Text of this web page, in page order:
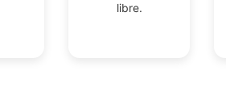
libre.